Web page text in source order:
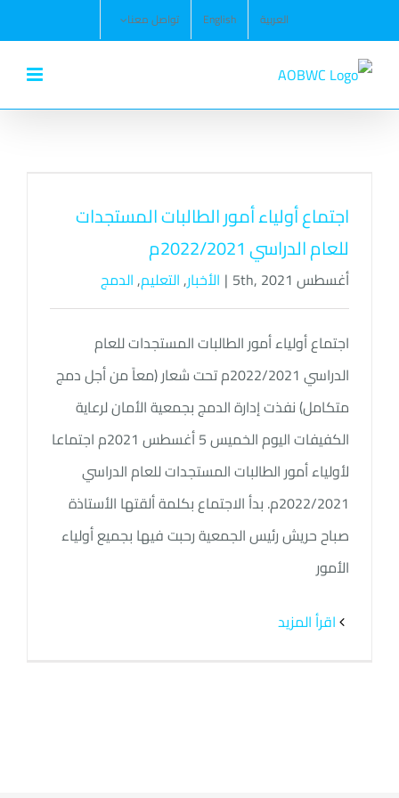
to
content
العربية English تواصل معنا
اجتماع أولياء أمور الطالبات المستجدات
للعام الدراسي 2022/2021م
أغسطس 5th, 2021 | الأخبار,التعليم,الدمج
اجتماع أولياء أمور الطالبات المستجدات للعام
الدراسي 2022/2021م تحت شعار (معاً من أجل دمج
متكامل) نفذت إدارة الدمج بجمعية الأمان لرعاية
الكفيفات اليوم الخميس 5 أغسطس 2021م اجتماعا
لأولياء أمور الطالبات المستجدات للعام الدراسي
2022/2021م. بدأ الاجتماع بكلمة ألقتها الأستاذة
صباح حريش رئيس الجمعية رحبت فيها بجميع أولياء
الأمور